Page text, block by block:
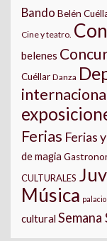
Bando Belén
Cine y teatro.
belenes
Cuéllar Danza
Ferias Ferias
de magia
CULTURALES
Música
cultural Semana